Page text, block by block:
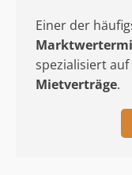
Einer der
spezialisiert auf
Mietverträge.